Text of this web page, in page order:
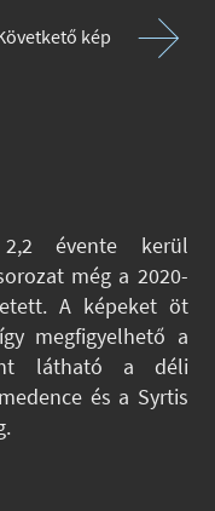
kép
évente kerül
még a 2020-
A képeket öt
megfigyelhető a
látható a déli
és a Syrtis